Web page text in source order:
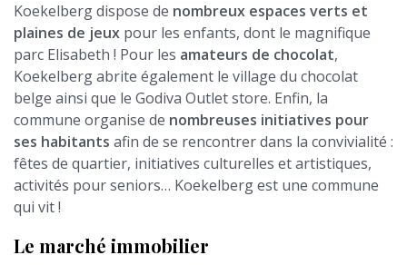
Koekelberg dispose de nombreux espaces verts et
plaines de jeux pour les enfants, dont le magnifique
parc Elisabeth ! Pour les amateurs de chocolat,
Koekelberg abrite également le village du chocolat
belge ainsi que le Godiva Outlet store. Enfin, la
commune organise de nombreuses initiatives pour
ses habitants afin de se rencontrer dans la convivialité :
fêtes de quartier, initiatives culturelles et artistiques,
activités pour seniors… Koekelberg est une commune
qui vit !
Le marché immobilier